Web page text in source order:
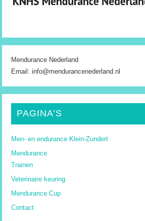
Mendurance Nederland
Email: info@mendurancenederland.nl
PAGINA’S
Men- en endurance Klein-Zundert
Mendurance
Trainen
Veterinaire keuring
Mendurance Cup
Contact